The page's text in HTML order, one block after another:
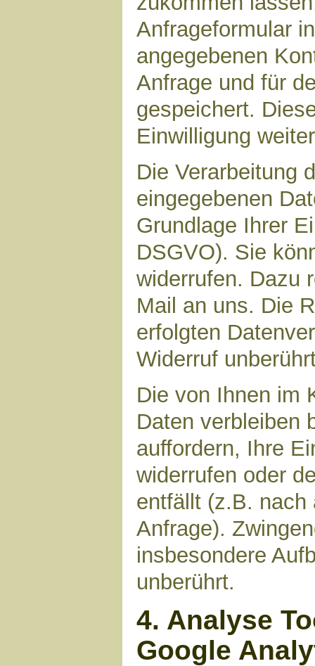
Anfrageformular
angegebenen
Anfrage und für
gespeichert.
Einwilligung
Die Verarbeitung
eingegebenen
Grundlage Ihrer
DSGVO). Sie
widerrufen. Dazu
Mail an uns. Die
erfolgten
Widerruf
Die von Ihnen im
Daten verbleiben
auffordern, Ihre
widerrufen oder
entfällt (z.B. nach
Anfrage).
insbesondere
unberührt.
4. Analyse
Google